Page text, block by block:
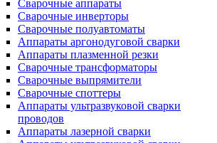
Сварочные аппараты
Сварочные инверторы
Сварочные полуавтоматы
Аппараты аргонодуговой сварки
Аппараты плазменной резки
Сварочные трансформаторы
Сварочные выпрямители
Сварочные споттеры
Аппараты ультразвуковой сварки
проводов
Аппараты лазерной сварки